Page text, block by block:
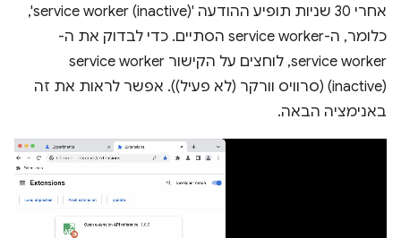
אחרי 30 שניות תופיע ההודעה 'service worker (inactive)',
כלומר, ה-service worker הסתיים. כדי לבדוק את ה-
service worker, לוחצים על הקישור service worker
(inactive) (סרוויס וורקר (לא פעיל)). אפשר לראות את זה
באנימציה הבאה.